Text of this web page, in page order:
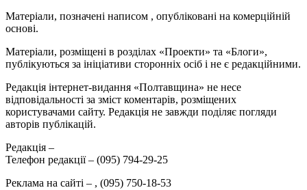
Матеріали, позначені написом , опубліковані на комерційній
основі.
Матеріали, розміщені в розділах «Проекти» та «Блоги»,
публікуються за ініціативи сторонніх осіб і не є редакційними.
Редакція інтернет-видання «Полтавщина» не несе
відповідальності за зміст коментарів, розміщених
користувачами сайту. Редакція не завжди поділяє погляди
авторів публікацій.
Редакція –
Телефон редакції – (095) 794-29-25
Реклама на сайті – , (095) 750-18-53